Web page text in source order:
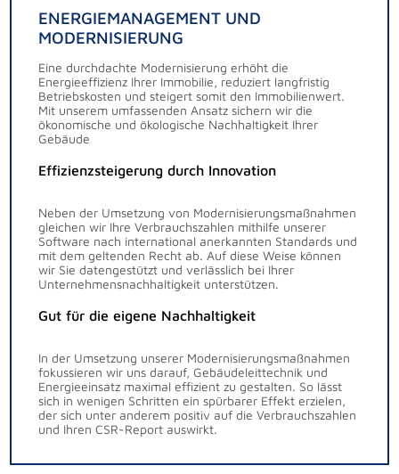
ENERGIEMANAGEMENT UND
MODERNISIERUNG
Eine durchdachte Modernisierung erhöht die
Energieeffizienz Ihrer Immobilie, reduziert langfristig
Betriebskosten und steigert somit den Immobilienwert.
Mit unserem umfassenden Ansatz sichern wir die
ökonomische und ökologische Nachhaltigkeit Ihrer
Gebäude
Effizienzsteigerung durch Innovation
Neben der Umsetzung von Modernisierungsmaßnahmen
gleichen wir Ihre Verbrauchszahlen mithilfe unserer
Software nach international anerkannten Standards und
mit dem geltenden Recht ab. Auf diese Weise können
wir Sie datengestützt und verlässlich bei Ihrer
Unternehmensnachhaltigkeit unterstützen.
Gut für die eigene Nachhaltigkeit
In der Umsetzung unserer Modernisierungsmaßnahmen
fokussieren wir uns darauf, Gebäudeleittechnik und
Energieeinsatz maximal effizient zu gestalten. So lässt
sich in wenigen Schritten ein spürbarer Effekt erzielen,
der sich unter anderem positiv auf die Verbrauchszahlen
und Ihren CSR-Report auswirkt.